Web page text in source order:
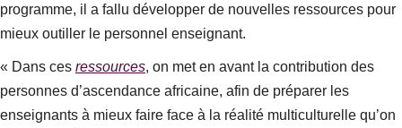
programme, il a fallu développer de nouvelles ressources pour
mieux outiller le personnel enseignant.
« Dans ces ressources, on met en avant la contribution des
personnes d’ascendance africaine, afin de préparer les
enseignants à mieux faire face à la réalité multiculturelle qu’on